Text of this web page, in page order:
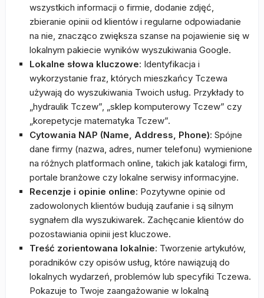
wszystkich informacji o firmie, dodanie zdjęć,
zbieranie opinii od klientów i regularne odpowiadanie
na nie, znacząco zwiększa szanse na pojawienie się w
lokalnym pakiecie wyników wyszukiwania Google.
Lokalne słowa kluczowe: Identyfikacja i
wykorzystanie fraz, których mieszkańcy Tczewa
używają do wyszukiwania Twoich usług. Przykłady to
„hydraulik Tczew”, „sklep komputerowy Tczew” czy
„korepetycje matematyka Tczew”.
Cytowania NAP (Name, Address, Phone): Spójne
dane firmy (nazwa, adres, numer telefonu) wymienione
na różnych platformach online, takich jak katalogi firm,
portale branżowe czy lokalne serwisy informacyjne.
Recenzje i opinie online: Pozytywne opinie od
zadowolonych klientów budują zaufanie i są silnym
sygnałem dla wyszukiwarek. Zachęcanie klientów do
pozostawiania opinii jest kluczowe.
Treść zorientowana lokalnie: Tworzenie artykułów,
poradników czy opisów usług, które nawiązują do
lokalnych wydarzeń, problemów lub specyfiki Tczewa.
Pokazuje to Twoje zaangażowanie w lokalną